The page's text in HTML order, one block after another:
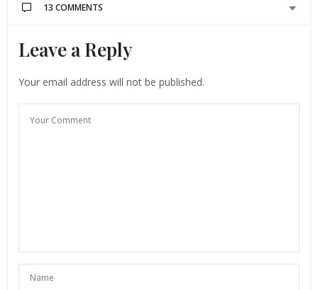
13 COMMENTS
NATHALIE SAGT:
die bilder sind richtig toll geworden 🙂
Fashion Passion Love ♥
TINA SAGT:
Leave a Reply
Your email address will not be published.